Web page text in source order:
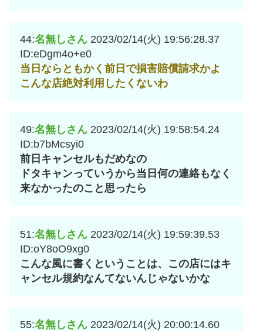
44:名無しさん 2023/02/14(火) 19:56:28.37
ID:eDgm4o+e0
当日ならともかく前日で損害賠償請求かよ
こんな店絶対利用したくないわ
49:名無しさん 2023/02/14(火) 19:58:54.24
ID:b7bMcsyi0
前日キャンセルもだめなの
ドタキャンっていうから当日何の連絡もなく
来なかったのこと思ったら
51:名無しさん 2023/02/14(火) 19:59:39.53
ID:oY8oO9xg0
こんな風に書くということは、この店にはキ
ャンセル規約なんてないんじゃないかな
55:名無しさん 2023/02/14(火) 20:00:14.60